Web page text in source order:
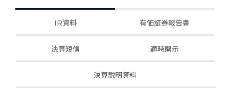
IR資料 有価証券報告書
決算短信 適時開示
決算説明資料